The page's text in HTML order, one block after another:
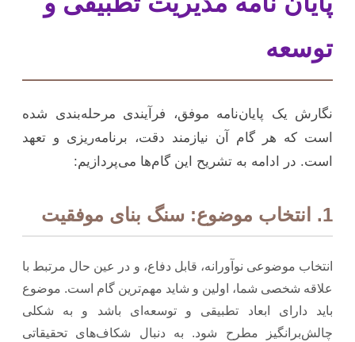
توسعه
نگارش یک پایان‌نامه موفق، فرآیندی مرحله‌بندی شده
است که هر گام آن نیازمند دقت، برنامه‌ریزی و تعهد
است. در ادامه به تشریح این گام‌ها می‌پردازیم:
1. انتخاب موضوع: سنگ بنای موفقیت
انتخاب موضوعی نوآورانه، قابل دفاع، و در عین حال مرتبط با
علاقه شخصی شما، اولین و شاید مهم‌ترین گام است. موضوع
باید دارای ابعاد تطبیقی و توسعه‌ای باشد و به شکلی
چالش‌برانگیز مطرح شود. به دنبال شکاف‌های تحقیقاتی